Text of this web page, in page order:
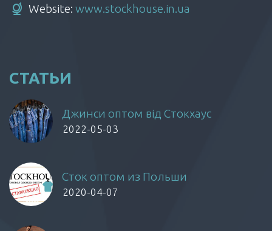
Website: www.stockhouse.in.ua
СТАТЬИ
Джинси оптом від Стокхаус
2022-05-03
Сток оптом из Польши
2020-04-07